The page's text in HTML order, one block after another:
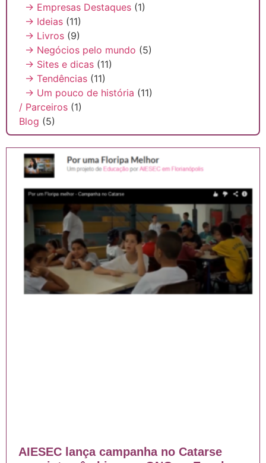
AIESEC lança campanha no Catarse
→ Empresas Destaques (1)
→ Ideias (11)
→ Livros (9)
→ Negócios pelo mundo (5)
→ Sites e dicas (11)
→ Tendências (11)
→ Um pouco de história (11)
/ Parceiros (1)
Blog (5)